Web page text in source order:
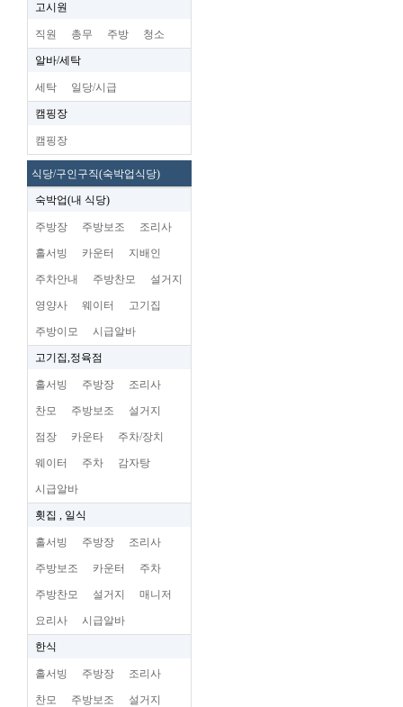
고시원
직원 총무 주방 청소
알바/세탁
세탁 일당/시급
캠핑장
캠핑장
식당/구인구직(숙박업식당)
숙박업(내 식당)
주방장 주방보조 조리사
홀서빙 카운터 지배인
주차안내 주방찬모 설거지
영양사 웨이터 고기집
주방이모 시급알바
고기집,정육점
홀서빙 주방장 조리사
찬모 주방보조 설거지
점장 카운타 주차/장치
웨이터 주차 감자탕
시급알바
횟집 , 일식
홀서빙 주방장 조리사
주방보조 카운터 주차
주방찬모 설거지 매니저
요리사 시급알바
한식
홀서빙 주방장 조리사
찬모 주방보조 설거지